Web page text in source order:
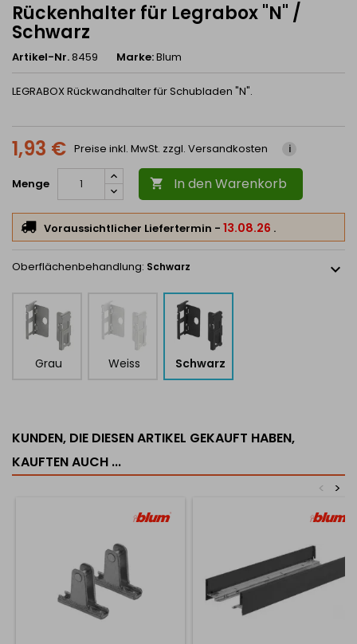
Rückenhalter für Legrabox "N" /
Schwarz
Artikel-Nr.8459 Marke:Blum
LEGRABOX Rückwandhalter für Schubladen "N".
1,93 € Preise inkl. MwSt. zzgl. Versandkosten i
Menge  In den Warenkorb
Voraussichtlicher Liefertermin - 13.08.26 .
Oberflächenbehandlung: Schwarz expand_more
Grau Weiss Schwarz
KUNDEN, DIE DIESEN ARTIKEL GEKAUFT HABEN,
KAUFTEN AUCH ...
>
<